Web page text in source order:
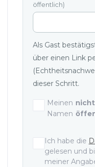
öffentlich)
Als Gast
über einen Link
dieser Schritt.
Meinen
Namen
nicht
Ich habe die
gelesen und
meiner